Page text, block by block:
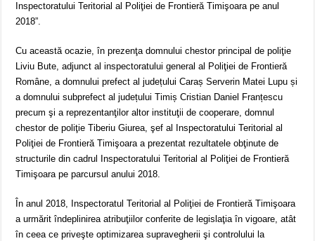
Inspectoratului Teritorial al Poliţiei de Frontieră Timişoara pe anul
2018”.
Cu această ocazie, în prezenţa domnului chestor principal de poliţie
Liviu Bute, adjunct al inspectoratului general al Poliţiei de Frontieră
Române, a domnului prefect al județului Caraș Serverin Matei Lupu și
a domnului subprefect al județului Timiș Cristian Daniel Franțescu
precum şi a reprezentanţilor altor instituţii de cooperare, domnul
chestor de poliţie Tiberiu Giurea, şef al Inspectoratului Teritorial al
Poliţiei de Frontieră Timişoara a prezentat rezultatele obţinute de
structurile din cadrul Inspectoratului Teritorial al Poliţiei de Frontieră
Timişoara pe parcursul anului 2018.
În anul 2018, Inspectoratul Teritorial al Poliţiei de Frontieră Timişoara
a urmărit îndeplinirea atribuţiilor conferite de legislaţia în vigoare, atât
în ceea ce priveşte optimizarea supravegherii şi controlului la